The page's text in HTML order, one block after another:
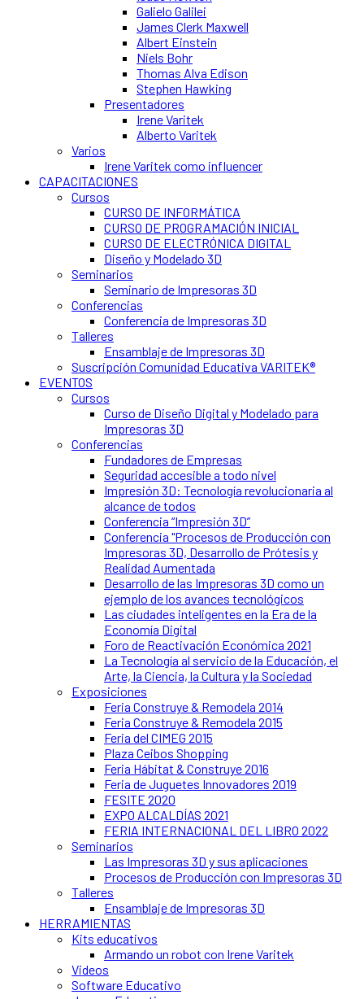
Galielo Galilei
James Clerk Maxwell
Albert Einstein
Niels Bohr
Thomas Alva Edison
Stephen Hawking
Presentadores
Irene Varitek
Alberto Varitek
Varios
Irene Varitek como influencer
CAPACITACIONES
Cursos
CURSO DE INFORMÁTICA
CURSO DE PROGRAMACIÓN INICIAL
CURSO DE ELECTRÓNICA DIGITAL
Diseño y Modelado 3D
Seminarios
Seminario de Impresoras 3D
Conferencias
Conferencia de Impresoras 3D
Talleres
Ensamblaje de Impresoras 3D
Suscripción Comunidad Educativa VARITEK®
EVENTOS
Cursos
Curso de Diseño Digital y Modelado para
Impresoras 3D
Conferencias
Fundadores de Empresas
Seguridad accesible a todo nivel
Impresión 3D: Tecnología revolucionaria al
alcance de todos
Conferencia “Impresión 3D”
Conferencia "Procesos de Producción con
Impresoras 3D, Desarrollo de Prótesis y
Realidad Aumentada
Desarrollo de las Impresoras 3D como un
ejemplo de los avances tecnológicos
Las ciudades inteligentes en la Era de la
Economía Digital
Foro de Reactivación Económica 2021
La Tecnología al servicio de la Educación, el
Arte, la Ciencia, la Cultura y la Sociedad
Exposiciones
Feria Construye & Remodela 2014
Feria Construye & Remodela 2015
Feria del CIMEG 2015
Plaza Ceibos Shopping
Feria Hábitat & Construye 2016
Feria de Juguetes Innovadores 2019
FESITE 2020
EXPO ALCALDÍAS 2021
FERIA INTERNACIONAL DEL LIBRO 2022
Seminarios
Las Impresoras 3D y sus aplicaciones
Procesos de Producción con Impresoras 3D
Talleres
Ensamblaje de Impresoras 3D
HERRAMIENTAS
Kits educativos
Armando un robot con Irene Varitek
Videos
Software Educativo